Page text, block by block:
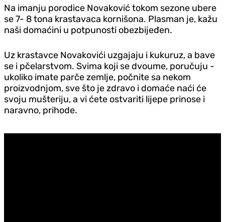
Na imanju porodice Novaković tokom sezone ubere
se 7- 8 tona krastavaca kornišona. Plasman je, kažu
naši domaćini u potpunosti obezbijeđen.
Uz krastavce Novakovići uzgajaju i kukuruz, a bave
se i pčelarstvom. Svima koji se dvoume, poručuju -
ukoliko imate parče zemlje, počnite sa nekom
proizvodnjom, sve što je zdravo i domaće naći će
svoju mušteriju, a vi ćete ostvariti lijepe prinose i
naravno, prihode.